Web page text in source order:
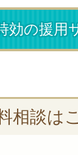
効の援用
相談は